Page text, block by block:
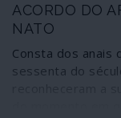
ACORDO DO
NATO
Consta dos anais
sessenta do